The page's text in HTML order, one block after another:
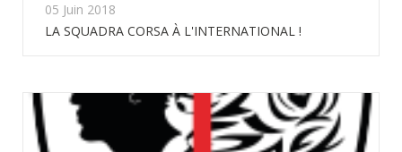
05 Juin 2018
LA SQUADRA CORSA À L'INTERNATIONAL !